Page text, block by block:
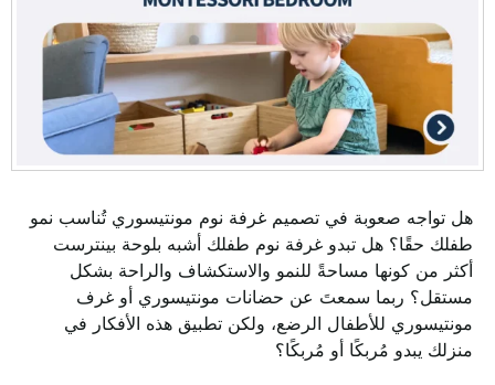
هل تواجه صعوبة في تصميم غرفة نوم مونتيسوري تُناسب نمو
طفلك حقًا؟ هل تبدو غرفة نوم طفلك أشبه بلوحة بينترست
أكثر من كونها مساحةً للنمو والاستكشاف والراحة بشكل
مستقل؟ ربما سمعتَ عن حضانات مونتيسوري أو غرف
مونتيسوري للأطفال الرضع، ولكن تطبيق هذه الأفكار في
منزلك يبدو مُربكًا أو مُربكًا؟